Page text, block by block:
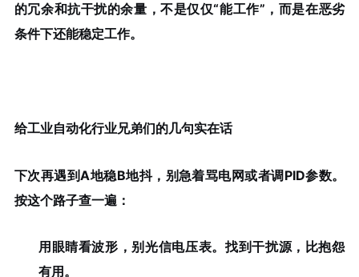
的冗余和抗干扰的余量 ，不是仅仅“能工作”，而是在恶劣
条件下还能稳定工作。
给工业自动化行业兄弟们的几句实在话
下次再遇到A地稳B地抖，别急着骂电网或者调PID参数。
按这个路子查一遍：
用眼睛看波形 ，别光信电压表。找到干扰源，比抱怨
有用。